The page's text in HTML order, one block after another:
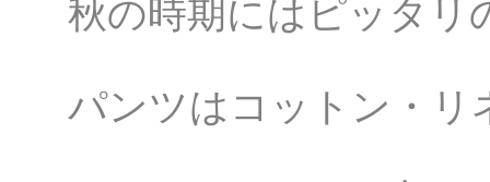
秋の時期にはピッタリ
パンツはコットン・リ